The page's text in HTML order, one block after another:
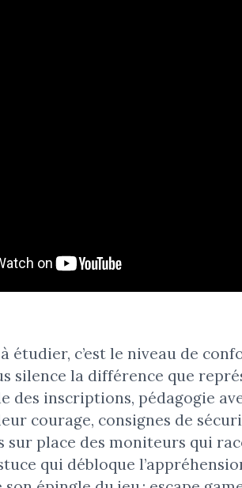
étudier, c’est le niveau de
silence la différence que
des inscriptions, pédagogie
courage, consignes de
sur place des moniteurs qui
qui débloque